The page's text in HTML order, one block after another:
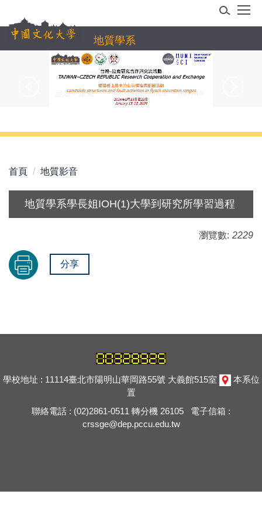
到
主
要
地質學系
首頁 地質影音
地質學系學長姐IOH(1)大學到研究所學習過程
瀏覽數: 2229
分享
學校地址 : 11114臺北市陽明山華岡路55號 大義館515室
本系位
置
聯絡電話 : (02)2861-0511 轉分機 26105 電子信箱 :
crssge@dep.pccu.edu.tw